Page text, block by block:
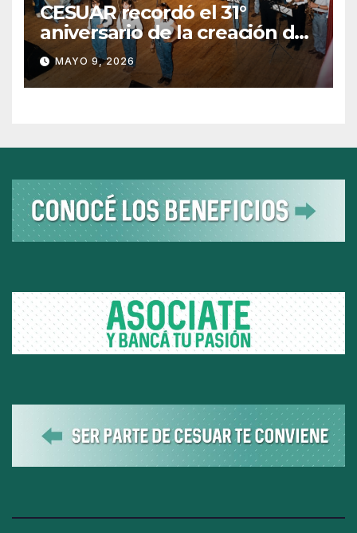
CESUAR recordó el 31°
aniversario de la creación de
la Agrupación de Bandas San
Gabriel
MAYO 9, 2026